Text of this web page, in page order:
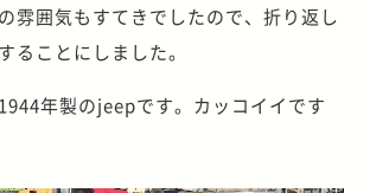
雰囲気もすてきでしたので、折り返し
ることにしました。
年製のjeepです。カッコイイです